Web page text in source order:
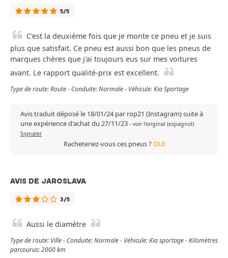
5/5
C'est la deuxième fois que je monte ce pneu et je suis
plus que satisfait. Ce pneu est aussi bon que les pneus de
marques chères que j'ai toujours eus sur mes voitures
avant. Le rapport qualité-prix est excellent.
Type de route: Route - Conduite: Normale - Véhicule: Kia Sportage
Avis traduit déposé le 18/01/24 par rop21 (Instagram) suite à
une expérience d'achat du 27/11/23- voir l'original (espagnol)
Signaler
Racheteriez-vous ces pneus ?OUI
AVIS DE JAROSLAVA
3/5
Aussi le diamètre
Type de route: Ville - Conduite: Normale - Véhicule: Kia sportage - Kilomètres
parcourus: 2000 km